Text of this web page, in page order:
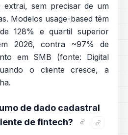
sem precisar de um
Modelos usage-based têm
128% e quartil superior
2026, contra ~97% de
em SMB (fonte: Digital
o cliente cresce, a
de dado cadastral
de fintech?